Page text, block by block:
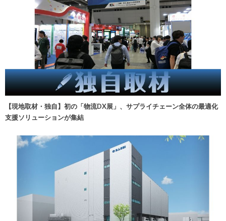
【現地取材・独自】初の「物流DX展」、サプライチェーン全体の最適化
支援ソリューションが集結